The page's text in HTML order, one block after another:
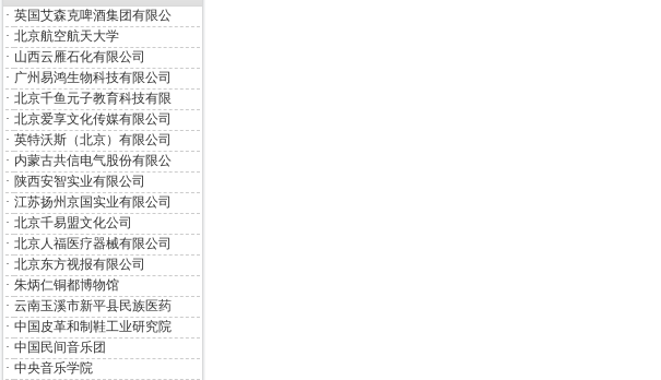
· 英国艾森克啤酒集团有限公
· 北京航空航天大学
· 山西云雁石化有限公司
· 广州易鸿生物科技有限公司
· 北京千鱼元子教育科技有限
· 北京爱享文化传媒有限公司
· 英特沃斯（北京）有限公司
· 内蒙古共信电气股份有限公
· 陕西安智实业有限公司
· 江苏扬州京国实业有限公司
· 北京千易盟文化公司
· 北京人福医疗器械有限公司
· 北京东方视报有限公司
· 朱炳仁铜都博物馆
· 云南玉溪市新平县民族医药
· 中国皮革和制鞋工业研究院
· 中国民间音乐团
· 中央音乐学院